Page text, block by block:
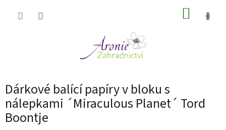
Dárkové balící papíry v bloku s
nálepkami ´Miraculous Planet´ Tord
Boontje